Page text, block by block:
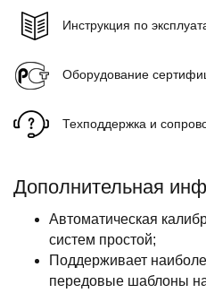
Инструкция по
Оборудование
Техподдержка и
Дополнительная
Автоматическая
систем простой;
Поддерживает
передовые шаблоны